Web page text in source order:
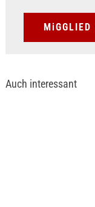
MiGGLIED
Auch interessant